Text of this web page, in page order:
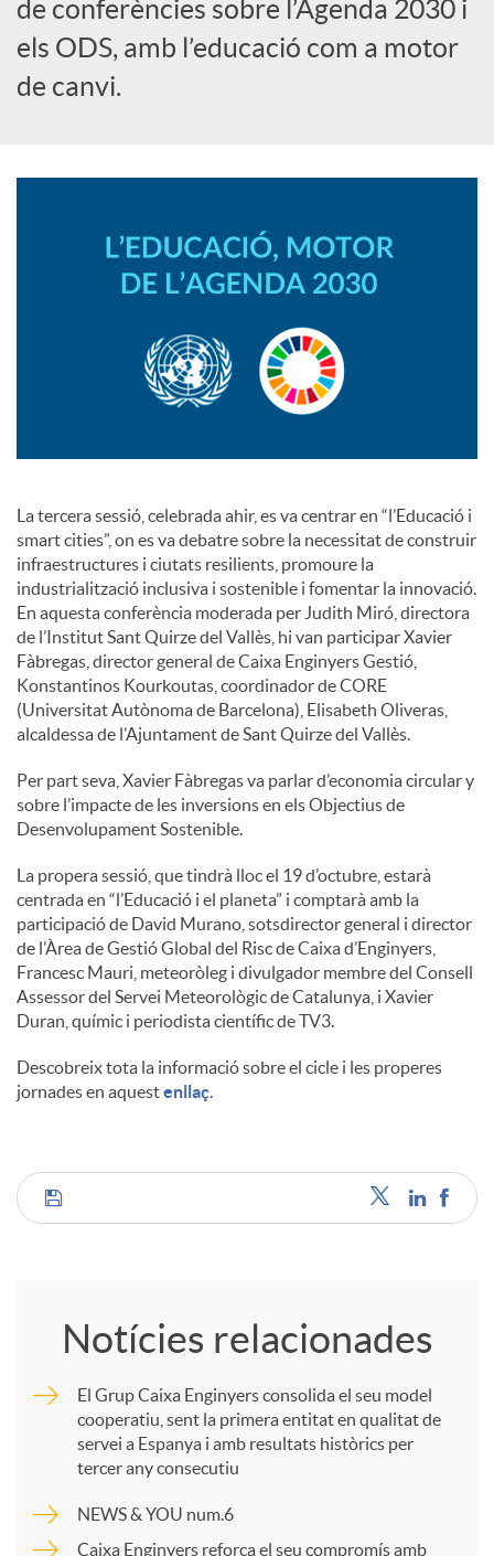
a
de conferències sobre l’Agenda 2030 i
els ODS, amb l’educació com a motor
de canvi.
La tercera sessió, celebrada ahir, es va centrar en “l’Educació i
smart cities”, on es va debatre sobre la necessitat de construir
infraestructures i ciutats resilients, promoure la
industrialització inclusiva i sostenible i fomentar la innovació.
En aquesta conferència moderada per Judith Miró, directora
de l’Institut Sant Quirze del Vallès, hi van participar Xavier
Fàbregas, director general de Caixa Enginyers Gestió,
Konstantinos Kourkoutas, coordinador de CORE
(Universitat Autònoma de Barcelona), Elisabeth Oliveras,
alcaldessa de l’Ajuntament de Sant Quirze del Vallès.
Per part seva, Xavier Fàbregas va parlar d’economia circular y
sobre l’impacte de les inversions en els Objectius de
Desenvolupament Sostenible.
La propera sessió, que tindrà lloc el 19 d’octubre, estarà
centrada en “l’Educació i el planeta” i comptarà amb la
participació de David Murano, sotsdirector general i director
de l’Àrea de Gestió Global del Risc de Caixa d’Enginyers,
Francesc Mauri, meteoròleg i divulgador membre del Consell
Assessor del Servei Meteorològic de Catalunya, i Xavier
Duran, químic i periodista científic de TV3.
Descobreix tota la informació sobre el cicle i les properes
jornades en aquestenllaç.
C
m
a
Notícies relacionades
El Grup Caixa Enginyers consolida el seu model
cooperatiu, sent la primera entitat en qualitat de
servei a Espanya i amb resultats històrics per
tercer any consecutiu
NEWS & YOU num.6
Caixa Enginyers reforça el seu compromís amb